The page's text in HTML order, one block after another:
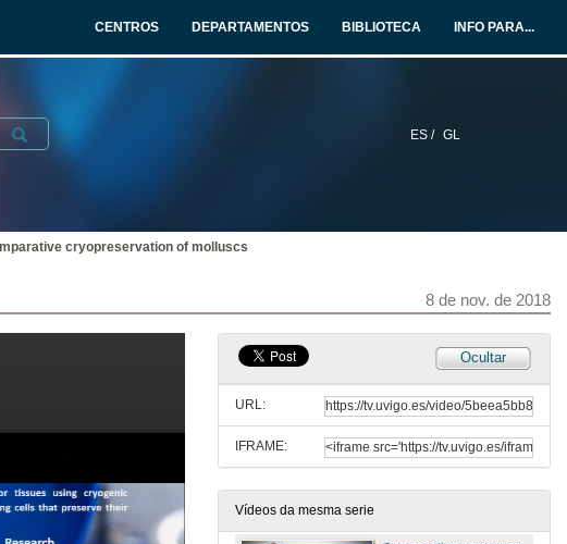
CENTROS DEPARTAMENTOS BIBLIOTECA INFO PARA...
ES / GL
Submit
cryopreservation of molluscs
8 de nov. de 2018
Ocultar
URL:
IFRAME:
Vídeos da mesma serie
Questions. Circadian clocks across multiple organs from Turbot
27 de set. de 2018
Questions. Response of bacterioplankton to anthropogenic nutrient enrichment in a dynamical coastal system: Ría de Vigo
Presentation of Estefanía Paredes
8 de nov. de 2018